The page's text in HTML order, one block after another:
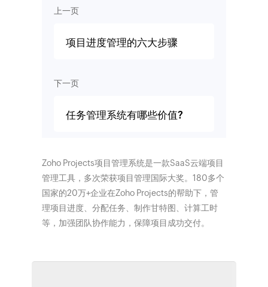
上一页
项目进度管理的六大步骤
下一页
任务管理系统有哪些价值?
Zoho Projects项目管理系统是一款SaaS云端项目
管理工具，多次荣获项目管理国际大奖。180多个
国家的20万+企业在Zoho Projects的帮助下，管
理项目进度、分配任务、制作甘特图、计算工时
等，加强团队协作能力，保障项目成功交付。